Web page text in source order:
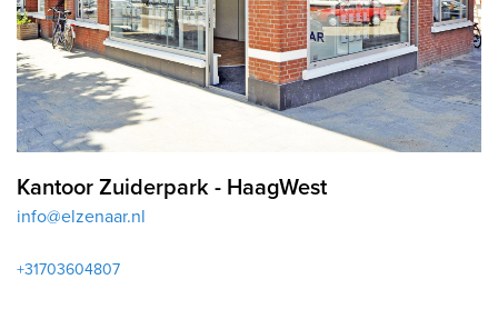
Kantoor Zuiderpark - HaagWest
info@elzenaar.nl
+31703604807